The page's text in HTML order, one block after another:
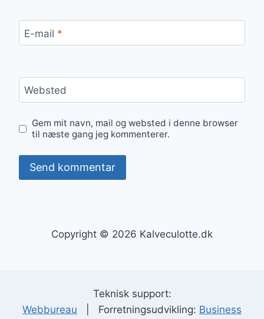
E-mail *
Websted
Gem mit navn, mail og websted i denne browser
til næste gang jeg kommenterer.
Copyright © 2026 Kalveculotte.dk
Teknisk support:
Webbureau | Forretningsudvikling: Business